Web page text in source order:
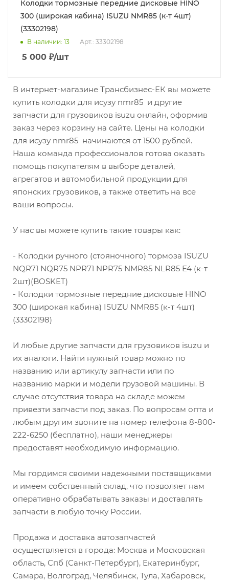
Колодки тормозные передние дисковые HINO
300 (широкая кабина) ISUZU NMR85 (к-т 4шт)
(33302198)
В наличии: 13 Арт.: 33302198
5 000 ₽/шт
В интернет-магазине Трансбизнес-ЕК вы можете
купить колодки для исузу nmr85 и другие
запчасти для грузовиков isuzu онлайн, оформив
заказ через корзину на сайте. Цены на колодки
для исузу nmr85 начинаются от 1500 рублей.
Наша команда профессионалов готова оказать
помощь покупателям в выборе деталей,
агрегатов и автомобильной продукции для
японских грузовиков, а также ответить на все
ваши вопросы.
У нас вы можете купить такие товары как:
- Колодки ручного (стояночного) тормоза ISUZU
NQR71 NQR75 NPR71 NPR75 NMR85 NLR85 Е4 (к-т
2шт)(BOSKET)
- Колодки тормозные передние дисковые HINO
300 (широкая кабина) ISUZU NMR85 (к-т 4шт)
(33302198)
И любые другие запчасти для грузовиков isuzu и
их аналоги. Найти нужный товар можно по
названию или артикулу запчасти или по
названию марки и модели грузовой машины. В
случае отсутствия товара на складе можем
привезти запчасти под заказ. По вопросам опта и
любым другим звоните на номер телефона 8-800-
222-6250 (бесплатно), наши менеджеры
предоставят необходимую информацию.
Мы гордимся своими надежными поставщиками
и имеем собственный склад, что позволяет нам
оперативно обрабатывать заказы и доставлять
запчасти в любую точку России.
Продажа и доставка автозапчастей
осуществляется в города: Москва и Московская
область, Спб (Санкт-Петербург), Екатеринбург,
Самара, Волгоград, Челябинск, Тула, Хабаровск,